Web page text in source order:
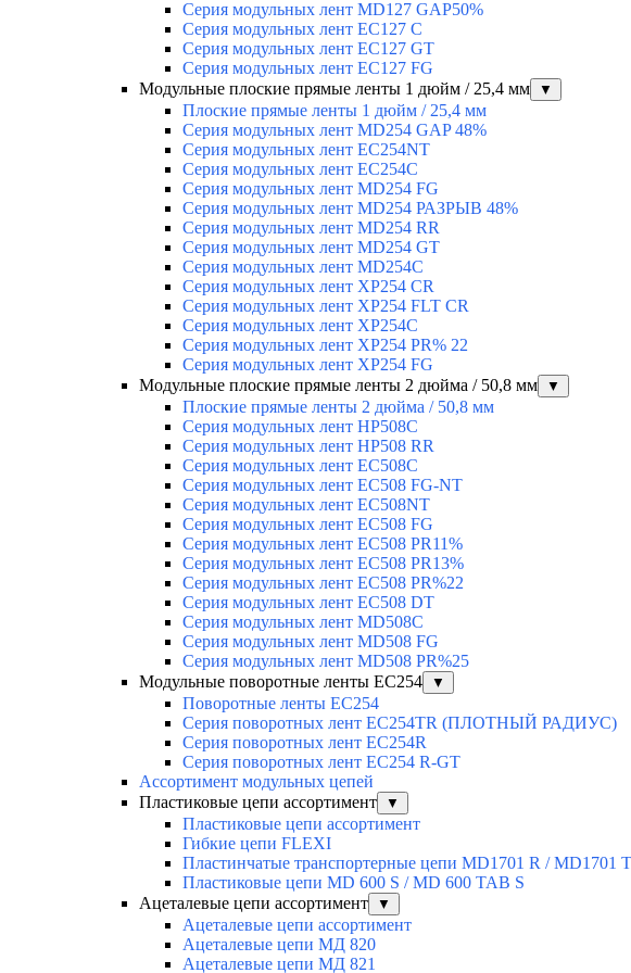
Серия модульных лент MD127 GAP50%
Серия модульных лент EC127 С
Серия модульных лент EC127 GT
Серия модульных лент EC127 FG
Модульные плоские прямые ленты 1 дюйм / 25,4 мм
▼
Плоские прямые ленты 1 дюйм / 25,4 мм
Серия модульных лент MD254 GAP 48%
Серия модульных лент EC254NT
Серия модульных лент EC254C
Серия модульных лент MD254 FG
Серия модульных лент MD254 РАЗРЫВ 48%
Серия модульных лент MD254 RR
Серия модульных лент MD254 GT
Серия модульных лент MD254C
Серия модульных лент XP254 CR
Серия модульных лент XP254 FLT CR
Серия модульных лент XP254C
Серия модульных лент XP254 PR% 22
Серия модульных лент XP254 FG
Модульные плоские прямые ленты 2 дюйма / 50,8 мм
▼
Плоские прямые ленты 2 дюйма / 50,8 мм
Серия модульных лент HP508C
Серия модульных лент HP508 RR
Серия модульных лент EC508C
Серия модульных лент EC508 FG-NT
Серия модульных лент EC508NT
Серия модульных лент EC508 FG
Серия модульных лент EC508 PR11%
Серия модульных лент EC508 PR13%
Серия модульных лент EC508 PR%22
Серия модульных лент EC508 DT
Серия модульных лент MD508C
Серия модульных лент MD508 FG
Серия модульных лент MD508 PR%25
Модульные поворотные ленты EC254
▼
Поворотные ленты EC254
Серия поворотных лент EC254TR (ПЛОТНЫЙ РАДИУС)
Серия поворотных лент EC254R
Серия поворотных лент EC254 R-GT
Ассортимент модульных цепей
Пластиковые цепи ассортимент
▼
Пластиковые цепи ассортимент
Гибкие цепи FLEXI
Пластинчатые транспортерные цепи MD1701 R / MD1701
Пластиковые цепи MD 600 S / MD 600 TAB S
Ацеталевые цепи ассортимент
▼
Ацеталевые цепи ассортимент
Ацеталевые цепи МД 820
Ацеталевые цепи МД 821